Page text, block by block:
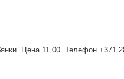
Цена 11.00. Телефон +371